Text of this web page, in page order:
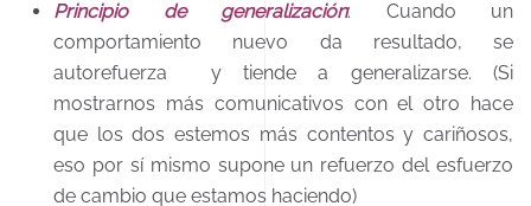
Principio de generalización: Cuando un
comportamiento nuevo da resultado, se
autorefuerza y tiende a generalizarse. (Si
mostrarnos más comunicativos con el otro hace
que los dos estemos más contentos y cariñosos,
eso por sí mismo supone un refuerzo del esfuerzo
de cambio que estamos haciendo)